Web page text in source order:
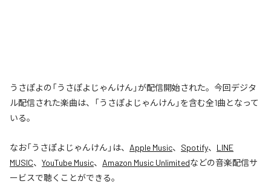
うさぽよの「うさぽよじゃんけん」が配信開始された。今回デジタ
ル配信された楽曲は、「うさぽよじゃんけん」を含む全1曲となって
いる。
なお「うさぽよじゃんけん 」は、 Apple Music、 Spotify、 LINE
MUSIC、 YouTube Music、 Amazon Music Unlimitedなどの音楽配信サ
ービスで聴くことができる。